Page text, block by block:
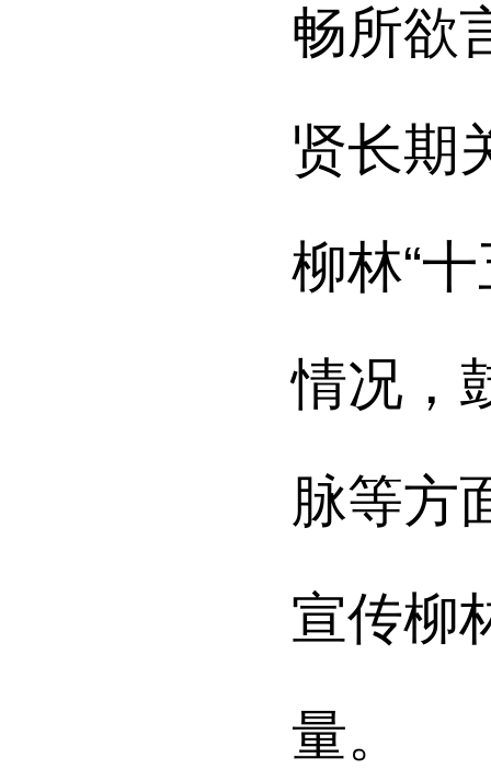
畅所欲
贤长期
柳林“
情况，
脉等方
宣传柳
量。